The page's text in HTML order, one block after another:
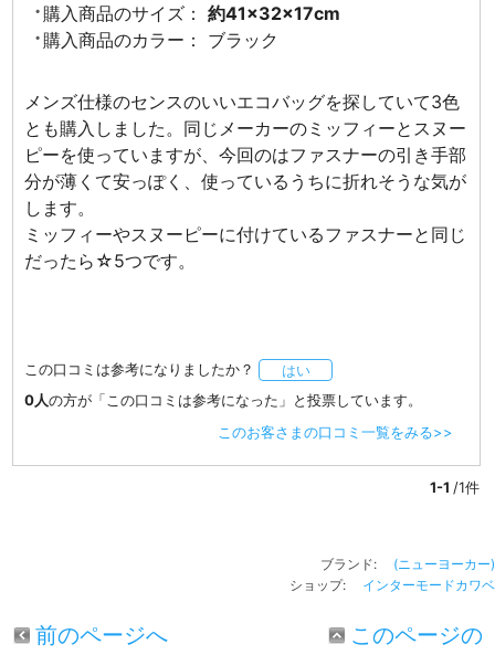
購入商品のサイズ：
約41×32×17cm
購入商品のカラー：
ブラック
メンズ仕様のセンスのいいエコバッグを探していて3色
とも購入しました。同じメーカーのミッフィーとスヌー
ピーを使っていますが、今回のはファスナーの引き手部
分が薄くて安っぽく、使っているうちに折れそうな気が
します。
ミッフィーやスヌーピーに付けているファスナーと同じ
だったら☆5つです。
この口コミは参考になりましたか？
はい
0人の方が「この口コミは参考になった」と投票しています。
このお客さまの口コミ一覧をみる>>
1-1 /1件
ブランド: (ニューヨーカー)
ショップ: インターモードカワベ
前のページへ
このページの